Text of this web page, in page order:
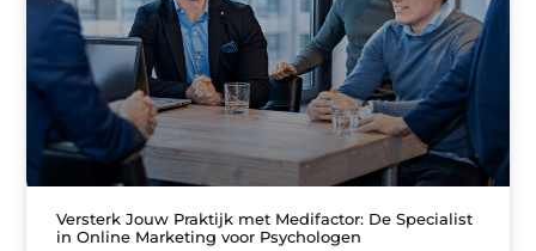
Versterk Jouw Praktijk met Medifactor: De Specialist
in Online Marketing voor Psychologen